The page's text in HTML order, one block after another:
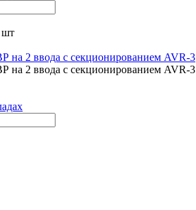
шт
на 2 ввода с секционированием AVR-3
на 2 ввода с секционированием AVR-3